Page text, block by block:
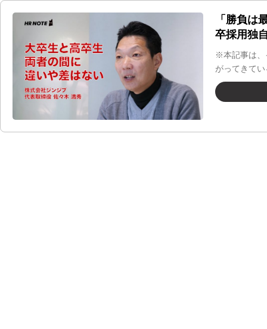
「勝負は
卒採用独
※本記事は、
がってきて
する企業が